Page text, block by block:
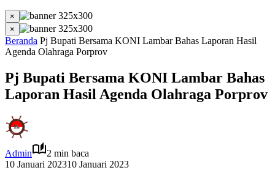
×
×
Beranda Pj Bupati Bersama KONI Lambar Bahas Laporan Hasil
Agenda Olahraga Porprov
Pj Bupati Bersama KONI Lambar Bahas
Laporan Hasil Agenda Olahraga Porprov
Admin
2 min baca
10 Januari 202310 Januari 2023